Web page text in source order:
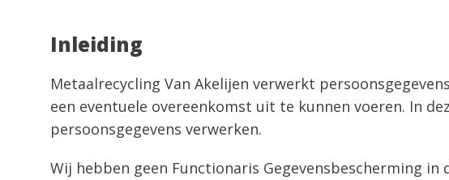
Inleiding
Metaalrecycling Van Akelijen verwerkt
een eventuele overeenkomst uit te kunnen voeren. In
persoonsgegevens verwerken.
Wij hebben geen Functionaris Gegevensbescherming